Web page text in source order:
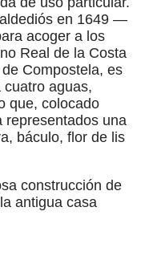
en 1649 —
acoger a los
Real de la Costa
Compostela, es
aguas,
que, colocado
representados una
báculo, flor de lis
construcción de
antigua casa